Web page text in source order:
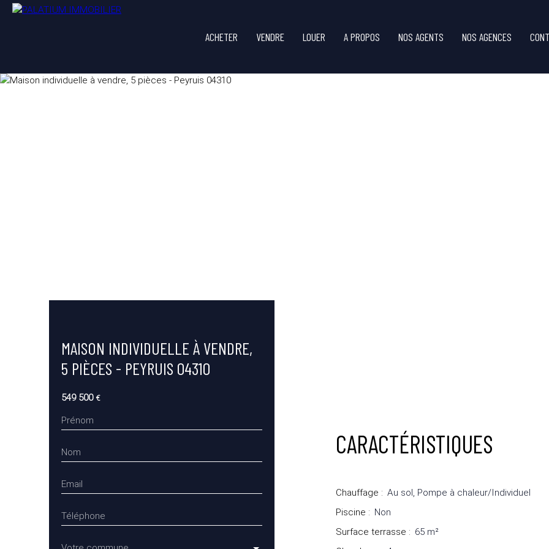
ACHETER VENDRE LOUER A PROPOS NOS AGENTS NOS AGENCES
MAISON INDIVIDUELLE À VENDRE,
5 PIÈCES - PEYRUIS 04310
549 500 €
Prénom
Nom
Email
Téléphone
CARACTÉRISTIQUES
Chauffage : Au sol, Pompe à chaleur/Individuel
Piscine : Non
Surface terrasse : 65 m²